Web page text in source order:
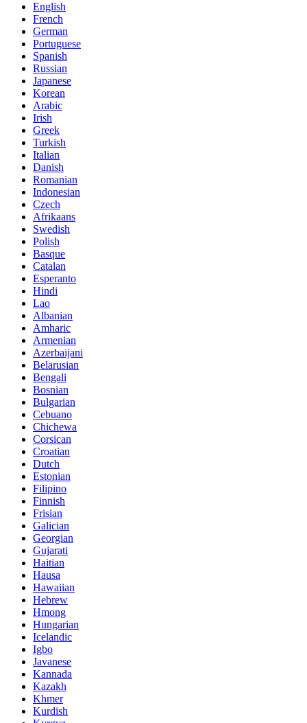
English
French
German
Portuguese
Spanish
Russian
Japanese
Korean
Arabic
Irish
Greek
Turkish
Italian
Danish
Romanian
Indonesian
Czech
Afrikaans
Swedish
Polish
Basque
Catalan
Esperanto
Hindi
Lao
Albanian
Amharic
Armenian
Azerbaijani
Belarusian
Bengali
Bosnian
Bulgarian
Cebuano
Chichewa
Corsican
Croatian
Dutch
Estonian
Filipino
Finnish
Frisian
Galician
Georgian
Gujarati
Haitian
Hausa
Hawaiian
Hebrew
Hmong
Hungarian
Icelandic
Igbo
Javanese
Kannada
Kazakh
Khmer
Kurdish